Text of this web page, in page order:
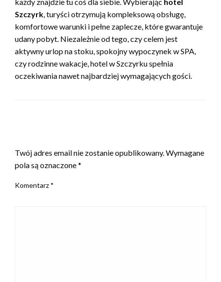
Szczyrk , turyści otrzymują kompleksową obsługę,
komfortowe warunki i pełne zaplecze, które gwarantuje
udany pobyt. Niezależnie od tego, czy celem jest
aktywny urlop na stoku, spokojny wypoczynek w SPA,
czy rodzinne wakacje, hotel w Szczyrku spełnia
oczekiwania nawet najbardziej wymagających gości.
Twój adres email nie zostanie opublikowany. Wymagane
pola są oznaczone*
Komentarz *